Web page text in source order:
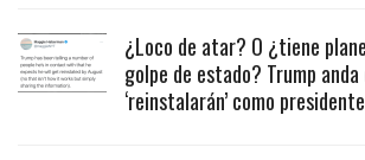
¿Loco de atar? O ¿tiene
golpe de estado? Trump
‘reinstalarán’ como